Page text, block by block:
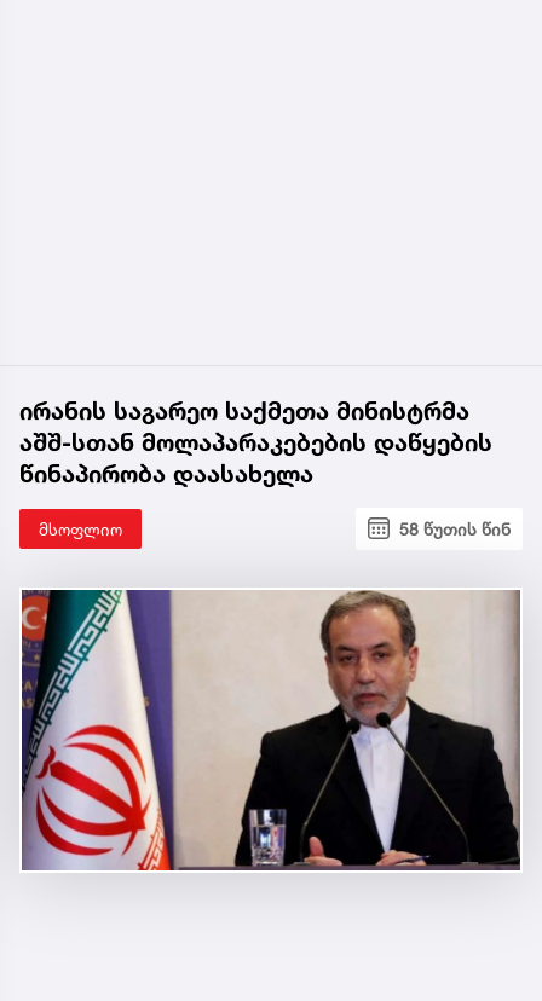
ირანის საგარეო საქმეთა მინისტრმა
აშშ-სთან მოლაპარაკებების დაწყების
წინაპირობა დაასახელა
მსოფლიო 58 წუთის წინ